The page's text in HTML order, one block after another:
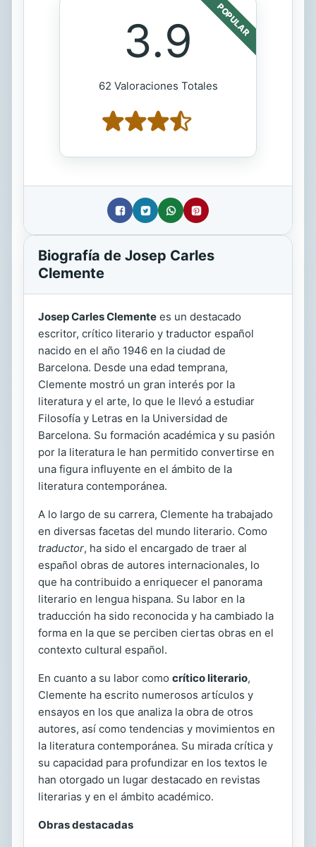
POPULAR
3.9
62 Valoraciones Totales
Biografía de Josep Carles
Clemente
Josep Carles Clemente es un destacado
escritor, crítico literario y traductor español
nacido en el año 1946 en la ciudad de
Barcelona. Desde una edad temprana,
Clemente mostró un gran interés por la
literatura y el arte, lo que le llevó a estudiar
Filosofía y Letras en la Universidad de
Barcelona. Su formación académica y su pasión
por la literatura le han permitido convertirse en
una figura influyente en el ámbito de la
literatura contemporánea.
A lo largo de su carrera, Clemente ha trabajado
en diversas facetas del mundo literario. Como
traductor, ha sido el encargado de traer al
español obras de autores internacionales, lo
que ha contribuido a enriquecer el panorama
literario en lengua hispana. Su labor en la
traducción ha sido reconocida y ha cambiado la
forma en la que se perciben ciertas obras en el
contexto cultural español.
En cuanto a su labor como crítico literario,
Clemente ha escrito numerosos artículos y
ensayos en los que analiza la obra de otros
autores, así como tendencias y movimientos en
la literatura contemporánea. Su mirada crítica y
su capacidad para profundizar en los textos le
han otorgado un lugar destacado en revistas
literarias y en el ámbito académico.
Obras destacadas